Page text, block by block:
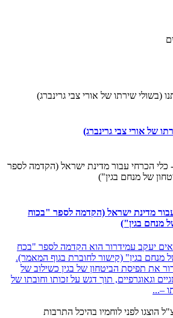
(בשולי שירתו של אורי צבי גרינברג)
של אורי צבי גרינברג)
הכרחי עבור מדינת ישראל (הקדמה לספר
של מנחם בגין")
מדינת ישראל (הקדמה לספר "בכוח
מנחם בגין")
יעקב עמידרור הוא הקדמה לספר "בכח
מנחם בגין" (קישור לחוברת בגוף המאמר).
את תפיסת הביטחון של בגין כשילוב של
וגאוגרפיים, תוך דגש על זכותו וחובתו של
–...